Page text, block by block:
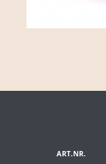
ART.NR.